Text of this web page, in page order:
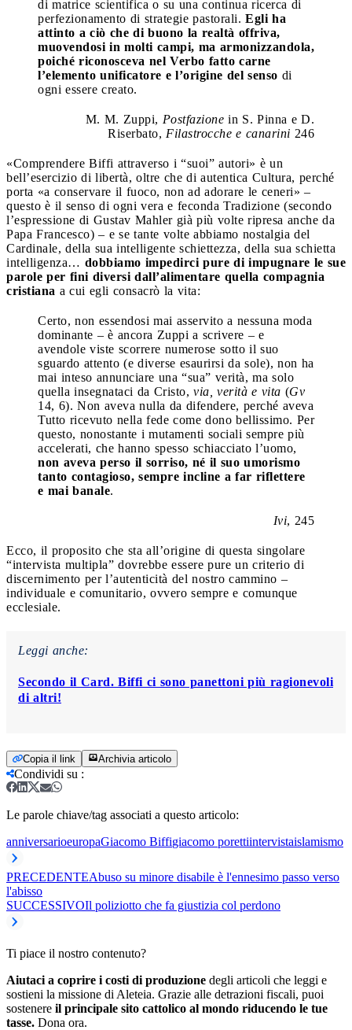
di matrice scientifica o su una continua ricerca di
perfezionamento di strategie pastorali. Egli ha
attinto a ciò che di buono la realtà offriva,
muovendosi in molti campi, ma armonizzandola,
poiché riconosceva nel Verbo fatto carne
l’elemento unificatore e l’origine del senso di
ogni essere creato.
M. M. Zuppi, Postfazione in S. Pinna e D.
Riserbato, Filastrocche e canarini 246
«Comprendere Biffi attraverso i “suoi” autori» è un
bell’esercizio di libertà, oltre che di autentica Cultura, perché
porta «a conservare il fuoco, non ad adorare le ceneri» –
questo è il senso di ogni vera e feconda Tradizione (secondo
l’espressione di Gustav Mahler già più volte ripresa anche da
Papa Francesco) – e se tante volte abbiamo nostalgia del
Cardinale, della sua intelligente schiettezza, della sua schietta
intelligenza… dobbiamo impedirci pure di impugnare le sue
parole per fini diversi dall’alimentare quella compagnia
cristiana a cui egli consacrò la vita:
Certo, non essendosi mai asservito a nessuna moda
dominante – è ancora Zuppi a scrivere – e
avendole viste scorrere numerose sotto il suo
sguardo attento (e diverse esaurirsi da sole), non ha
mai inteso annunciare una “sua” verità, ma solo
quella insegnataci da Cristo, via, verità e vita (Gv
14, 6). Non aveva nulla da difendere, perché aveva
Tutto ricevuto nella fede come dono bellissimo. Per
questo, nonostante i mutamenti sociali sempre più
accelerati, che hanno spesso schiacciato l’uomo,
non aveva perso il sorriso, né il suo umorismo
tanto contagioso, sempre incline a far riflettere
e mai banale.
Ivi, 245
Ecco, il proposito che sta all’origine di questa singolare
“intervista multipla” dovrebbe essere pure un criterio di
discernimento per l’autenticità del nostro cammino –
individuale e comunitario, ovvero sempre e comunque
ecclesiale.
Leggi anche:
Secondo il Card. Biffi ci sono panettoni più ragionevoli
di altri!
Copia il link Archivia articolo
Condividi su :
Le parole chiave/tag associati a questo articolo:
anniversarioeuropaGiacomo Biffigiacomo porettiintervistaislamismo
PRECEDENTEAbuso su minore disabile è l'ennesimo passo verso
l'abisso
SUCCESSIVOIl poliziotto che fa giustizia col perdono
Ti piace il nostro contenuto?
Aiutaci a coprire i costi di produzione degli articoli che leggi e
sostieni la missione di Aleteia. Grazie alle detrazioni fiscali, puoi
sostenere il principale sito cattolico al mondo riducendo le tue
tasse. Dona ora.